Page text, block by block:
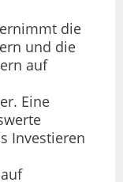
die
und die
auf
Eine
Investieren